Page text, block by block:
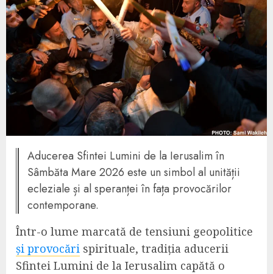
Aducerea Sfintei Lumini de la Ierusalim în
Sâmbăta Mare 2026 este un simbol al unității
ecleziale și al speranței în fața provocărilor
contemporane.
Într-o lume marcată de tensiuni geopolitice
și provocări spirituale, tradiția aducerii
Sfintei Lumini de la Ierusalim capătă o